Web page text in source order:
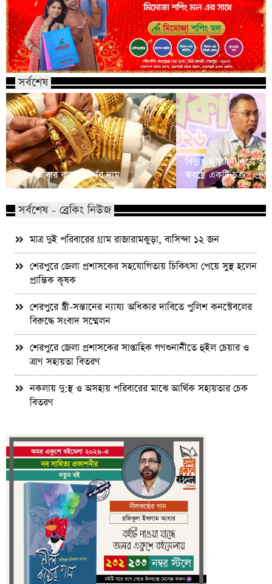
সর্বশেষ
দেশে আবার বাড়ল স্বর্ণের দাম
বিদ্যুৎ-জ্বালানি নিয়ে
করছে একটি চক্র :
সর্বশেষ - ব্রেকিং নিউজ
মাত্র দুই পরিবারের গ্রাম রাজারামকুড়া, বাসিন্দা ১২ জন
শেরপুরে জেলা প্রশাসকের সহযোগিতায় চিকিৎসা পেয়ে সুস্থ হলেন
প্রান্তিক কৃষক
শেরপুরে স্ত্রী-সন্তানের ন্যায্য অধিকার দাবিতে পুলিশ কনস্টেবলের
বিরুদ্ধে সংবাদ সম্মেলন
শেরপুরে জেলা প্রশাসকের সাপ্তাহিক গণশুনানীতে হুইল চেয়ার ও
ত্রাণ সহায়তা বিতরণ
নকলায় দু:স্থ ও অসহায় পরিবারের মাঝে আর্থিক সহায়তার চেক
বিতরণ